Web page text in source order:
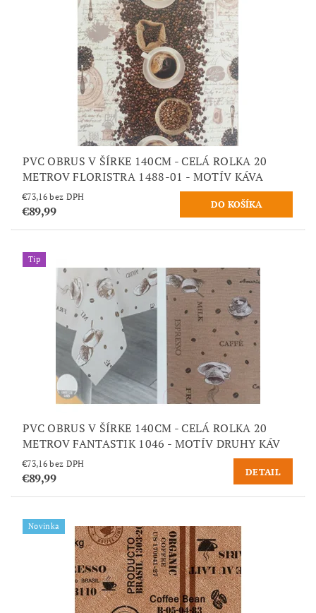
PVC OBRUS V ŠÍRKE 140CM - CELÁ ROLKA 20
METROV FLORISTRA 1488-01 - MOTÍV KÁVA
€73,16 bez DPH
€89,99
Tip
PVC OBRUS V ŠÍRKE 140CM - CELÁ ROLKA 20
METROV FANTASTIK 1046 - MOTÍV DRUHY KÁV
€73,16 bez DPH
€89,99 DETAIL
Novinka